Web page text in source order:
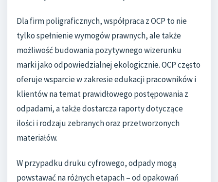
Dla firm poligraficznych, współpraca z OCP to nie
tylko spełnienie wymogów prawnych, ale także
możliwość budowania pozytywnego wizerunku
marki jako odpowiedzialnej ekologicznie. OCP często
oferuje wsparcie w zakresie edukacji pracowników i
klientów na temat prawidłowego postępowania z
odpadami, a także dostarcza raporty dotyczące
ilości i rodzaju zebranych oraz przetworzonych
materiałów.
W przypadku druku cyfrowego, odpady mogą
powstawać na różnych etapach – od opakowań